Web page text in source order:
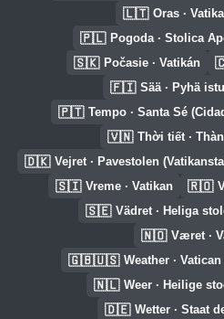
🇱🇹 Oras ·
🇵🇱 Pogoda · Stolica
🇸🇰 Počasie · Vatikán
🇫🇮 Sää · Pyhä
🇵🇹 Tempo · Santa Sé
🇻🇳 Thời tiết ·
🇩🇰 Vejret · Pavestolen
🇸🇮 Vreme · Vatikan 🇷🇴
🇸🇪 Vädret · Heliga
🇳🇴 Været ·
🇬🇧🇺🇸 Weather ·
🇳🇱 Weer · Heilige
🇩🇪 Wetter · Staat